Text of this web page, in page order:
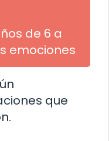
de 6 a
emociones
que